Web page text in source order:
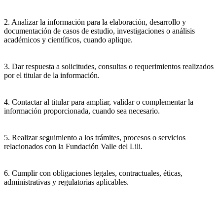
2. Analizar la información para la elaboración, desarrollo y
documentación de casos de estudio, investigaciones o análisis
académicos y científicos, cuando aplique.
3. Dar respuesta a solicitudes, consultas o requerimientos realizados
por el titular de la información.
4. Contactar al titular para ampliar, validar o complementar la
información proporcionada, cuando sea necesario.
5. Realizar seguimiento a los trámites, procesos o servicios
relacionados con la Fundación Valle del Lili.
6. Cumplir con obligaciones legales, contractuales, éticas,
administrativas y regulatorias aplicables.